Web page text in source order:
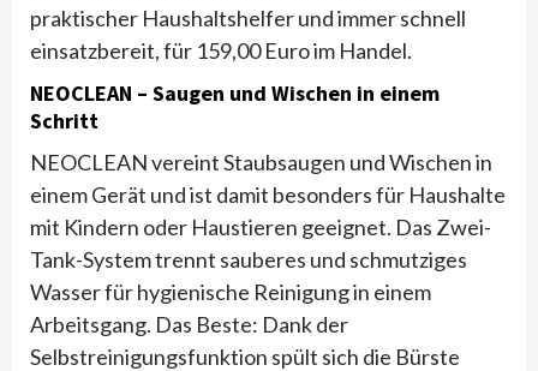
praktischer Haushaltshelfer und immer schnell
einsatzbereit, für 159,00 Euro im Handel.
NEOCLEAN – Saugen und Wischen in einem
Schritt
NEOCLEAN vereint Staubsaugen und Wischen in
einem Gerät und ist damit besonders für Haushalte
mit Kindern oder Haustieren geeignet. Das Zwei-
Tank-System trennt sauberes und schmutziges
Wasser für hygienische Reinigung in einem
Arbeitsgang. Das Beste: Dank der
Selbstreinigungsfunktion spült sich die Bürste